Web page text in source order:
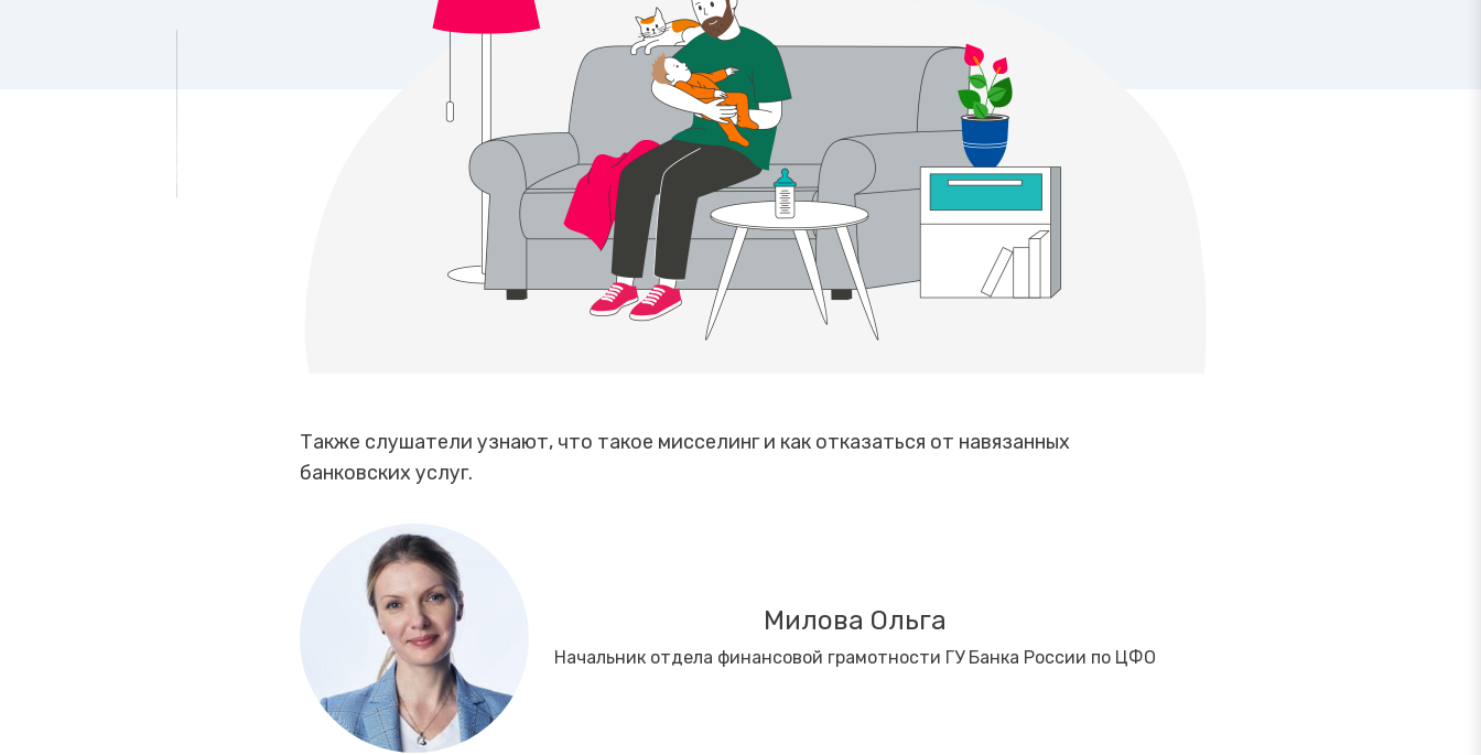
Также слушатели узнают, что такое мисселинг и как отказаться от навязанных
банковских услуг.
Милова Ольга
Начальник отдела финансовой грамотности ГУ Банка России по ЦФО